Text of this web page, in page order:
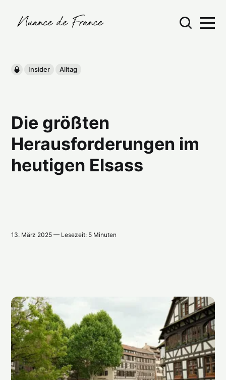
Insider Alltag
Die größten
Herausforderungen im
heutigen Elsass
13. März 2025 — Lesezeit: 5 Minuten